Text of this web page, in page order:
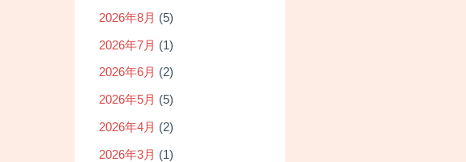
2026年8月 (5)
2026年7月 (1)
2026年6月 (2)
2026年5月 (5)
2026年4月 (2)
2026年3月 (1)